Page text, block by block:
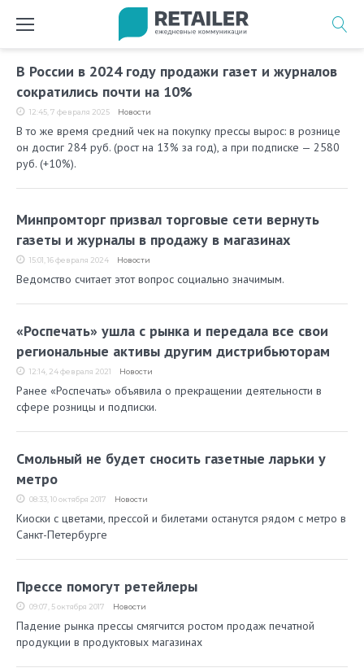
Метка:
магазины
печатной
продукции
В России в 2024 году продажи газет и журналов
сократились почти на 10%
12:45, 7 февраля 2025 Новости
В то же время средний чек на покупку прессы вырос: в рознице
он достиг 284 руб. (рост на 13% за год), а при подписке — 2580
руб. (+10%).
Минпромторг призвал торговые сети вернуть
газеты и журналы в продажу в магазинах
15:01, 16 февраля 2024 Новости
Ведомство считает этот вопрос социально значимым.
«Роспечать» ушла с рынка и передала все свои
региональные активы другим дистрибьюторам
12:14, 24 февраля 2021 Новости
Ранее «Роспечать» объявила о прекращении деятельности в
сфере розницы и подписки.
Смольный не будет сносить газетные ларьки у
метро
08:33, 10 октября 2017 Новости
Киоски с цветами, прессой и билетами останутся рядом с метро в
Санкт-Петербурге
Прессе помогут ретейлеры
09:07, 5 октября 2017 Новости
Падение рынка прессы смягчится ростом продаж печатной
продукции в продуктовых магазинах